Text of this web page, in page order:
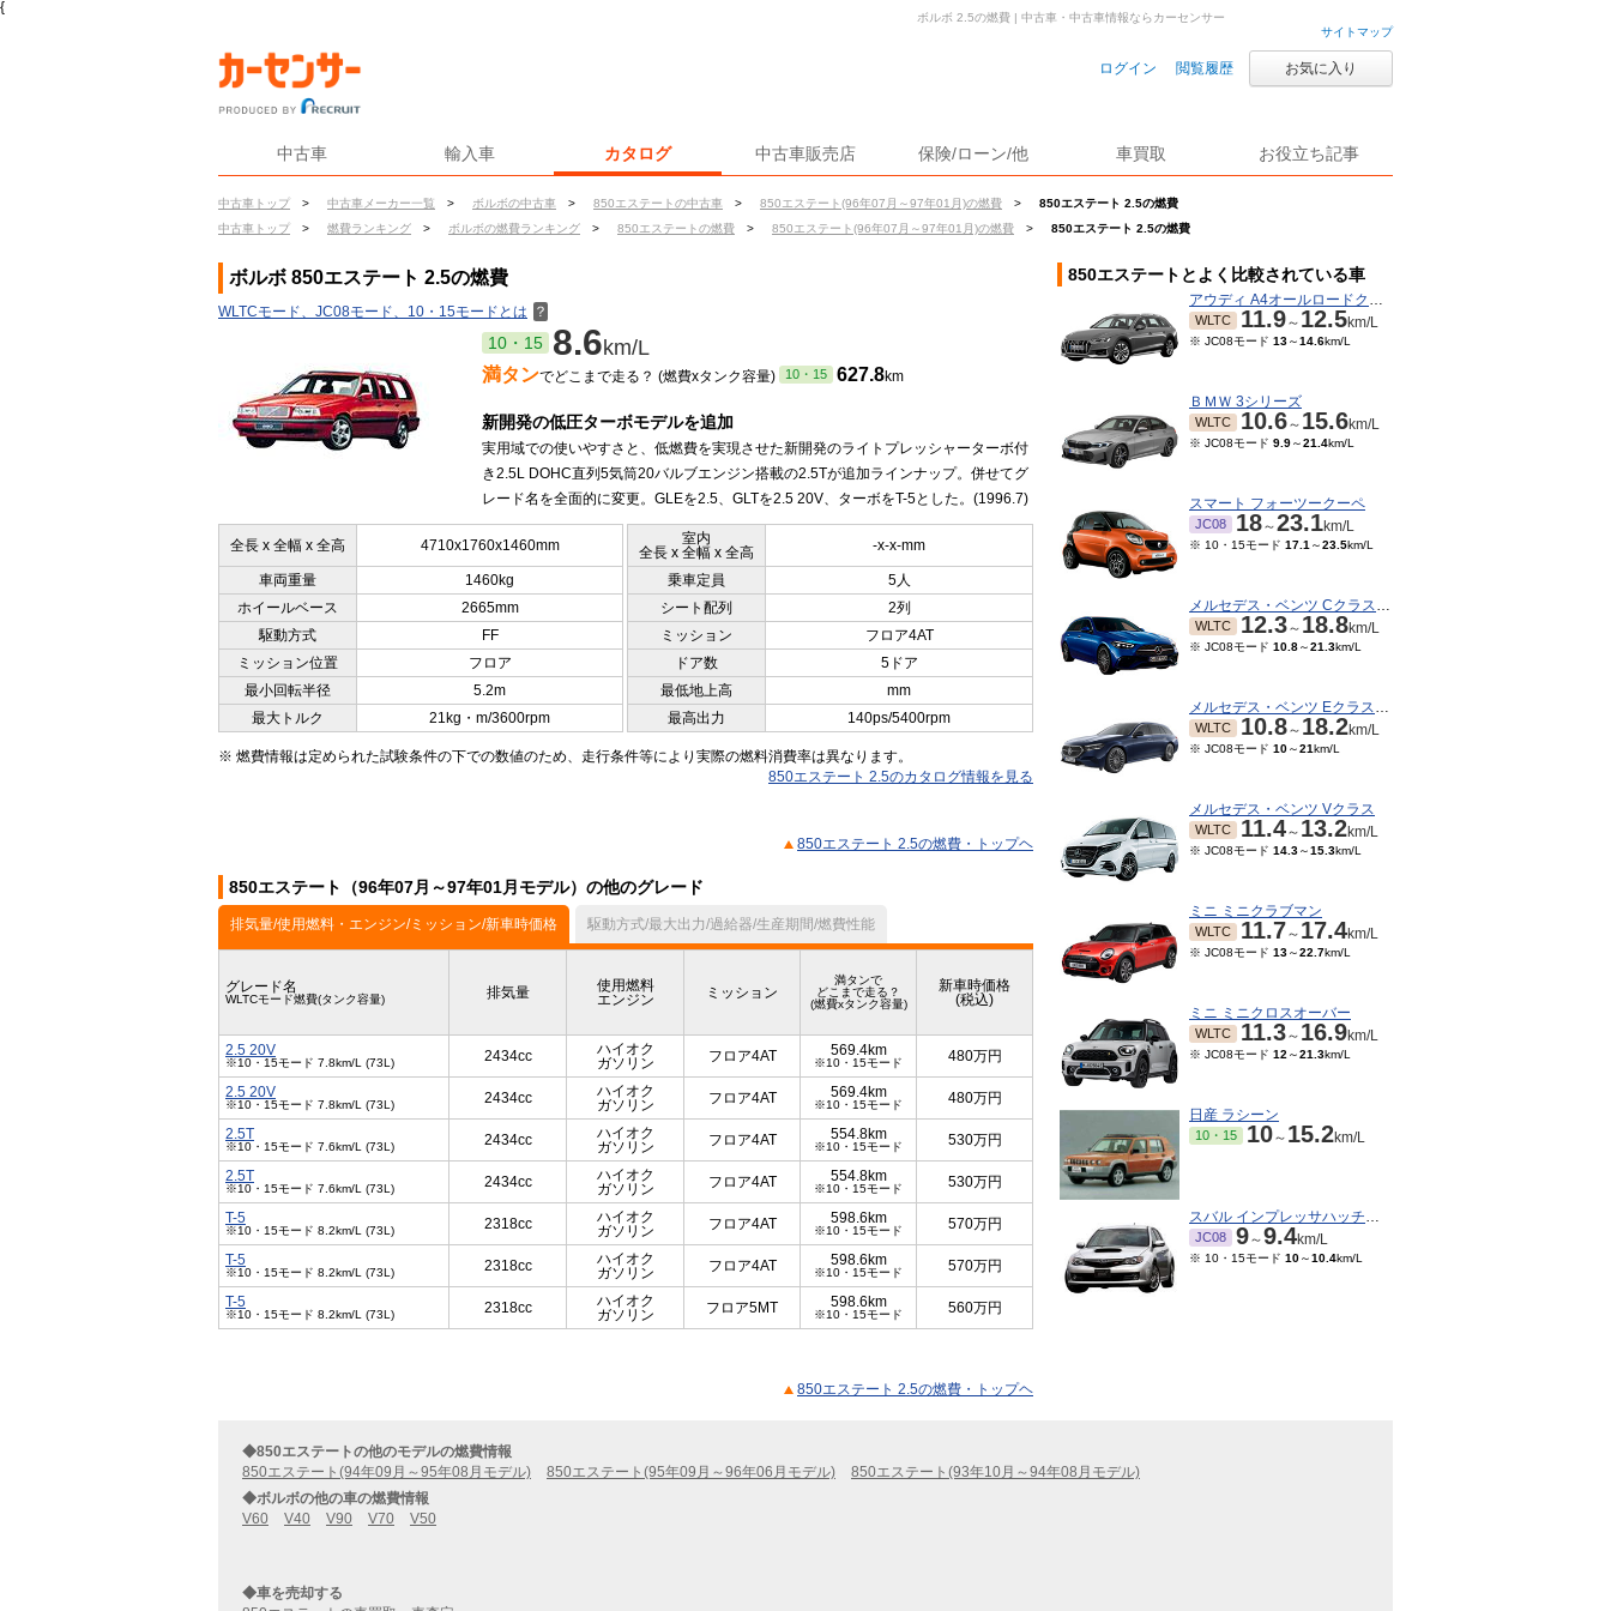
{
サイトマップ
ログイン 閲覧履歴 お気に入り
中古車 輸入車 カタログ 中古車販売店 保険/ローン/他 車買取 お役立ち記事
中古車トップ > 中古車メーカー一覧 > ボルボの中古車 > 850エステートの中古車 > 850エステート(96年07月～97年01月)の燃費 >
850エステート 2.5の燃費
中古車トップ
> 燃費ランキング > ボルボの燃費ランキング > 850エステートの燃費 > 850エステート(96年07月～97年01月)の燃費 > 850エステート 2.5の燃費
ボルボ 2.5の燃費 | 中古車・中古車情報ならカーセンサー
ボルボ 850エステート 2.5の燃費
WLTCモード、JC08モード、10・15モードとは ？
10・15 8.6km/L
満タンでどこまで走る？ (燃費xタンク容量) 10・15 627.8km
新開発の低圧ターボモデルを追加
実用域での使いやすさと、低燃費を実現させた新開発のライトプレッシャーターボ付
き2.5L DOHC直列5気筒20バルブエンジン搭載の2.5Tが追加ラインナップ。併せてグ
レード名を全面的に変更。GLEを2.5、GLTを2.5 20V、ターボをT-5とした。(1996.7)
全長 x 全幅 x 全高 4710x1760x1460mm
室内
全長 x 全幅 x 全高
-x-x-mm
車両重量 1460kg 乗車定員
5人
ホイールベース
2665mm シート配列
2列
駆動方式
FF ミッション
フロア4AT
ミッション位置
フロア ドア数
5ドア
最小回転半径
5.2m 最低地上高
mm
最大トルク
21kg・m/3600rpm 最高出力 140ps/5400rpm
※ 燃費情報は定められた試験条件の下での数値のため、走行条件等により実際の燃料消費率は異なります。
850エステート 2.5のカタログ情報を見る
850エステート 2.5の燃費・トップヘ
850エステート（96年07月～97年01月モデル）の他のグレード
排気量/使用燃料・エンジン/ミッション/新車時価格 駆動方式/最大出力/過給器/生産期間/燃費性能
グレード名
WLTCモード燃費(タンク容量) 排気量
使用燃料
エンジン
ミッション
満タンで
どこまで走る？
(燃費xタンク容量)
新車時価格
(税込)
2.5 20V
※10・15モード 7.8km/L (73L) 2434cc
ハイオク
ガソリン
フロア4AT 569.4km
※10・15モード 480万円
2.5 20V
※10・15モード 7.8km/L (73L) 2434cc
ハイオク
ガソリン
フロア4AT 569.4km
※10・15モード 480万円
2.5T
※10・15モード 7.6km/L (73L) 2434cc
ハイオク
ガソリン
フロア4AT 554.8km
※10・15モード 530万円
2.5T
※10・15モード 7.6km/L (73L) 2434cc
ハイオク
ガソリン
フロア4AT 554.8km
※10・15モード 530万円
T-5
※10・15モード 8.2km/L (73L) 2318cc
ハイオク
ガソリン
フロア4AT 598.6km
※10・15モード 570万円
T-5
※10・15モード 8.2km/L (73L) 2318cc
ハイオク
ガソリン
フロア4AT 598.6km
※10・15モード 570万円
T-5
※10・15モード 8.2km/L (73L) 2318cc
ハイオク
ガソリン
フロア5MT 598.6km
※10・15モード 560万円
850エステート 2.5の燃費・トップヘ
850エステートとよく比較されている車
アウディ A4オールロードクワトロ
WLTC 11.9～ 12.5km/L
※ JC08モード 13～14.6km/L
ＢＭＷ 3シリーズ
WLTC 10.6～ 15.6km/L
※ JC08モード 9.9～21.4km/L
スマート フォーツークーペ
JC08 18～23.1km/L
※ 10・15モード 17.1 ～23.5km/L
メルセデス・ベンツ Cクラスワゴン
WLTC 12.3～ 18.8km/L
※ JC08モード 10.8～21.3km/L
メルセデス・ベンツ Eクラスワゴン
WLTC 10.8～ 18.2km/L
※ JC08モード 10～21km/L
メルセデス・ベンツ Vクラス
WLTC 11.4～ 13.2km/L
※ JC08モード 14.3～15.3km/L
ミニ ミニクラブマン
WLTC 11.7～ 17.4km/L
※ JC08モード 13～22.7km/L
ミニ ミニクロスオーバー
WLTC 11.3～ 16.9km/L
※ JC08モード 12 ～21.3km/L
日産 ラシーン
10・15 10～ 15.2km/L
スバル インプレッサハッチバックSTI
JC08 9～9.4km/L
※ 10・15モード 10～10.4km/L
◆850エステートの他のモデルの燃費情報
850エステート(94年09月～95年08月モデル)
850エステート(95年09月～96年06月モデル)
850エステート(93年10月～94年08月モデル)
◆ボルボの他の車の燃費情報
V60
V40 V90 V70 V50
◆車を売却する